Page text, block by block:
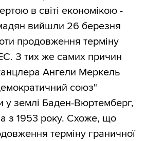
в світі економікою -
вийшли 26 березня
продовження терміну
З тих же самих причин
Ангели Меркель
союз"
у землі Баден-Вюртемберг,
з 1953 року. Схоже, що
терміну граничної